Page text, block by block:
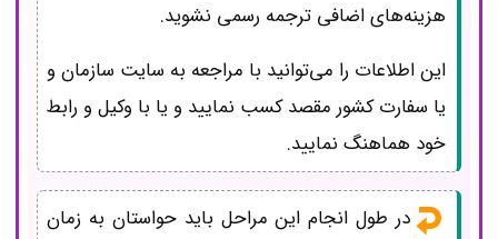
هزینه‌های اضافی ترجمه رسمی نشوید.
این اطلاعات را می‌توانید با مراجعه به سایت سازمان و
یا سفارت کشور مقصد کسب نمایید و یا با وکیل و رابط
خود هماهنگ نمایید.
در طول انجام این مراحل باید حواستان به زمان